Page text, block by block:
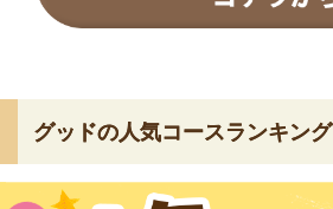
グッドの人気コースランキング